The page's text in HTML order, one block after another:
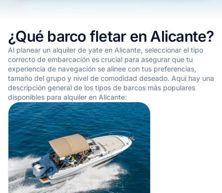
¿Qué barco fletar en Alicante?
Al planear un alquiler de yate en Alicante, seleccionar el tipo
correcto de embarcación es crucial para asegurar que tu
experiencia de navegación se alinee con tus preferencias,
tamaño del grupo y nivel de comodidad deseado. Aquí hay una
descripción general de los tipos de barcos más populares
disponibles para alquiler en Alicante: